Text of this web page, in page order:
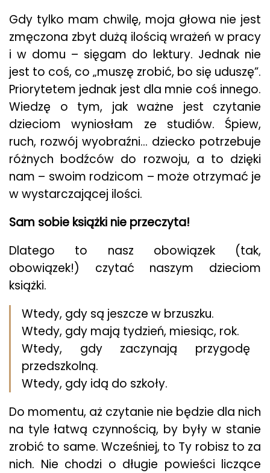
Gdy tylko mam chwilę, moja głowa nie jest
zmęczona zbyt dużą ilością wrażeń w pracy
i w domu – sięgam do lektury. Jednak nie
jest to coś, co „muszę zrobić, bo się uduszę”.
Priorytetem jednak jest dla mnie coś innego.
Wiedzę o tym, jak ważne jest czytanie
dzieciom wyniosłam ze studiów. Śpiew,
ruch, rozwój wyobraźni… dziecko potrzebuje
różnych bodźców do rozwoju, a to dzięki
nam – swoim rodzicom – może otrzymać je
w wystarczającej ilości.
Sam sobie książki nie przeczyta!
Dlatego to nasz obowiązek (tak,
obowiązek!) czytać naszym dzieciom
książki.
Wtedy, gdy są jeszcze w brzuszku.
Wtedy, gdy mają tydzień, miesiąc, rok.
Wtedy, gdy zaczynają przygodę
przedszkolną.
Wtedy, gdy idą do szkoły.
Do momentu, aż czytanie nie będzie dla nich
na tyle łatwą czynnością, by były w stanie
zrobić to same. Wcześniej, to Ty robisz to za
nich. Nie chodzi o długie powieści liczące